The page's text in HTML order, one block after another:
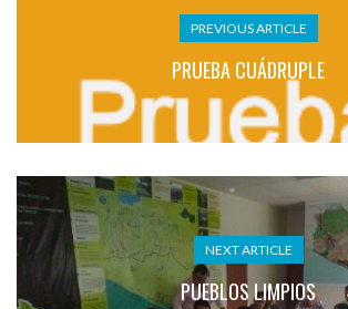
PREVIOUS ARTICLE
PRUEBA CUÁDRUPLE
NEXT ARTICLE
PUEBLOS LIMPIOS